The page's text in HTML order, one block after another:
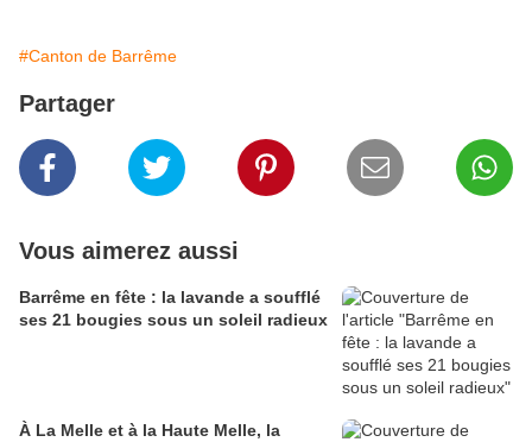
#Canton de Barrême
Partager
Vous aimerez aussi
Barrême en fête : la lavande a soufflé
ses 21 bougies sous un soleil radieux
À La Melle et à la Haute Melle, la